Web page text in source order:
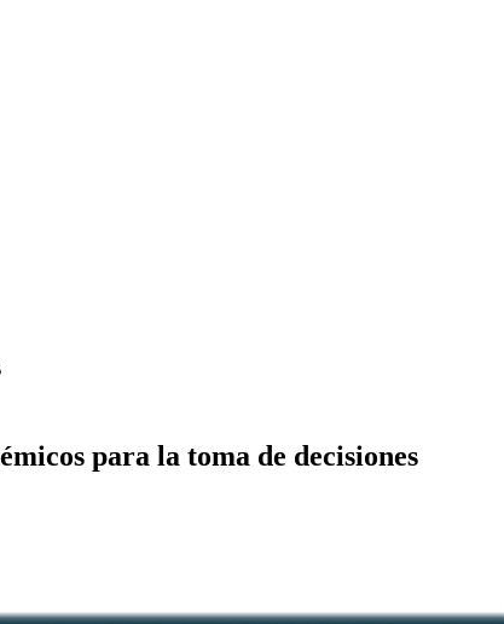
para la toma de decisiones